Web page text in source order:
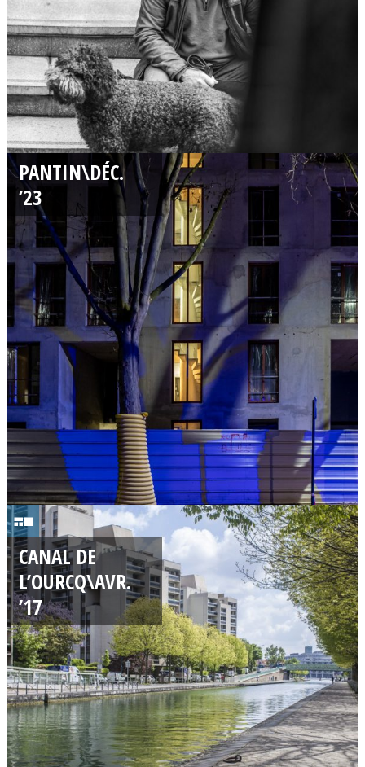
2
4
2
1
2
2
2
3
PANTIN\DÉC.
’23
2
2
/
0
4
/
2
0
1
7
CANAL DE
L’OURCQ\AVR.
’17